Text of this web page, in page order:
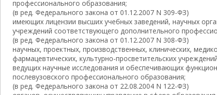
профессионального образования;
(в ред. Федерального закона от 01.12.2007 N 309-ФЗ)
имеющих лицензии высших учебных заведений, научных
учреждений соответствующего дополнительного
(в ред. Федерального закона от 01.12.2007 N 308-ФЗ)
научных, проектных, производственных, клинических,
фармацевтических, культурно-просветительских
ведущих научные исследования и обеспечивающих
послевузовского профессионального образования;
(в ред. Федерального закона от 22.08.2004 N 122-ФЗ)